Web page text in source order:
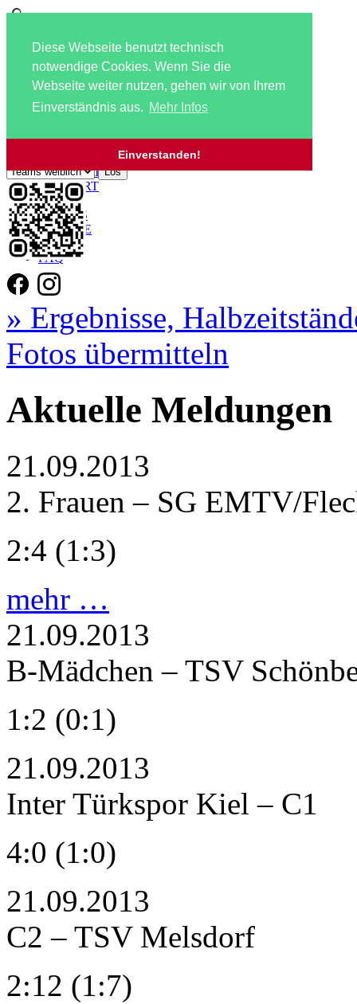
Diese Webseite benutzt technisch
notwendige Cookies. Wenn Sie die
Webseite weiter nutzen, gehen wir von Ihrem
Einverständnis aus. Mehr Infos
Einverstanden!
Navigation überspringen
HOME
KONTAKT
ANFAHRT
JOBS!!!
SCHIRIS
SERVICE
LINKS
FAQ
» Ergebnisse,
Fotos übermitteln
Aktuelle Meldungen
21.09.2013
2. Frauen – SG EMTV/
2:4 (1:3)
mehr …
21.09.2013
B-Mädchen – TSV
1:2 (0:1)
21.09.2013
Inter Türkspor Kiel – C1
4:0 (1:0)
21.09.2013
C2 – TSV Melsdorf
2:12 (1:7)